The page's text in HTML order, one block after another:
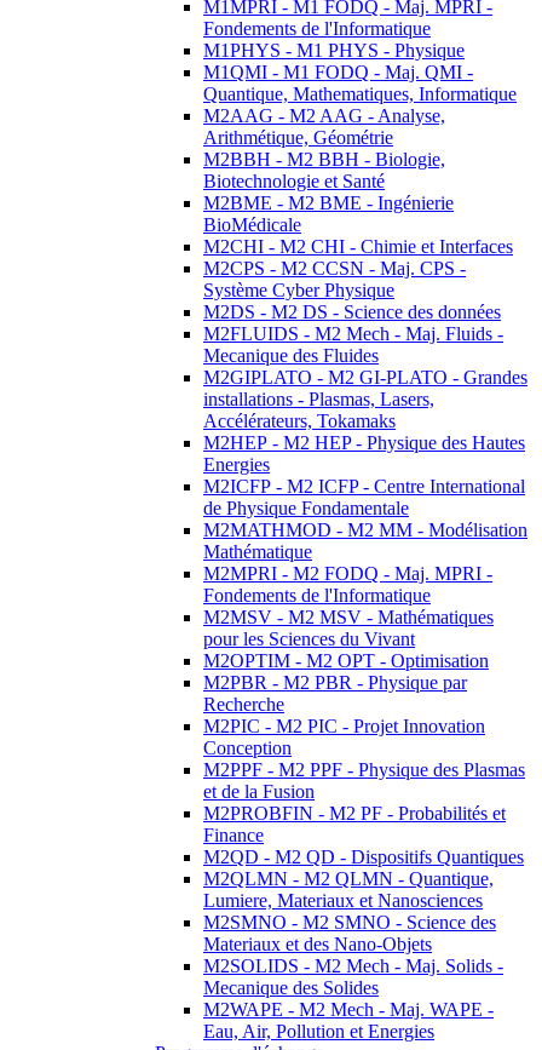
M1MPRI - M1 FODQ - Maj. MPRI -
Fondements de l'Informatique
M1PHYS - M1 PHYS - Physique
M1QMI - M1 FODQ - Maj. QMI -
Quantique, Mathematiques, Informatique
M2AAG - M2 AAG - Analyse,
Arithmétique, Géométrie
M2BBH - M2 BBH - Biologie,
Biotechnologie et Santé
M2BME - M2 BME - Ingénierie
BioMédicale
M2CHI - M2 CHI - Chimie et Interfaces
M2CPS - M2 CCSN - Maj. CPS -
Système Cyber Physique
M2DS - M2 DS - Science des données
M2FLUIDS - M2 Mech - Maj. Fluids -
Mecanique des Fluides
M2GIPLATO - M2 GI-PLATO - Grandes
installations - Plasmas, Lasers,
Accélérateurs, Tokamaks
M2HEP - M2 HEP - Physique des Hautes
Energies
M2ICFP - M2 ICFP - Centre International
de Physique Fondamentale
M2MATHMOD - M2 MM - Modélisation
Mathématique
M2MPRI - M2 FODQ - Maj. MPRI -
Fondements de l'Informatique
M2MSV - M2 MSV - Mathématiques
pour les Sciences du Vivant
M2OPTIM - M2 OPT - Optimisation
M2PBR - M2 PBR - Physique par
Recherche
M2PIC - M2 PIC - Projet Innovation
Conception
M2PPF - M2 PPF - Physique des Plasmas
et de la Fusion
M2PROBFIN - M2 PF - Probabilités et
Finance
M2QD - M2 QD - Dispositifs Quantiques
M2QLMN - M2 QLMN - Quantique,
Lumiere, Materiaux et Nanosciences
M2SMNO - M2 SMNO - Science des
Materiaux et des Nano-Objets
M2SOLIDS - M2 Mech - Maj. Solids -
Mecanique des Solides
M2WAPE - M2 Mech - Maj. WAPE -
Eau, Air, Pollution et Energies